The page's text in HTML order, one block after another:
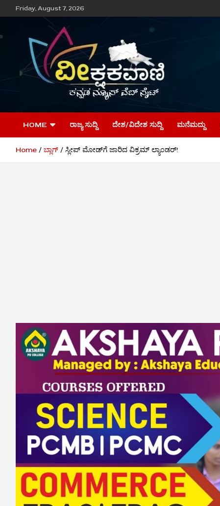
to
Friday, August 7, 2026
ವೀಕ್ಷಕವಾಣಿ
HOME ರಾಜ್ಯ ಸುದ್ದಿ ದೇಶ/ವಿದೇಶ ಸುದ್ದಿ ಮನೆಮದ್ದು
Home ಬ್ಲಾಗ್ ಸ್ಲೀಪ್ ಮೋಡ್‌ಗೆ ಜಾರಿದ ವಿಕ್ರಮ್ ಲ್ಯಾಂಡರ್!